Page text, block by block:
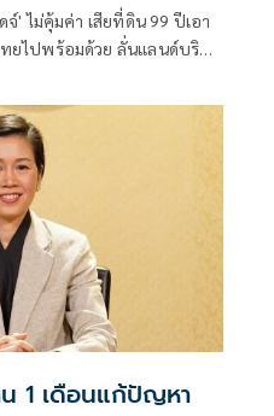
' ไม่คุ้มค่า เสียที่ดิน 99 ปีเอา
ยไปพร้อมด้วย ลั่นแลนด์บริดจ์
ว่า ไม่เสียค่าเวนคืนที่ดินอีก
1 เดือนแก้ปัญหา